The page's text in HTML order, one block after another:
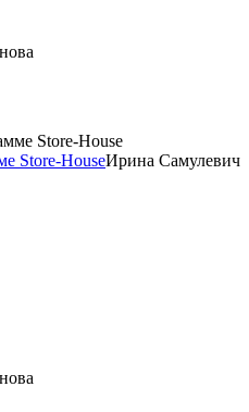
Store-HouseИрина Самулевич